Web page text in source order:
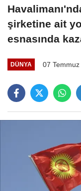
şirketine ait
esnasında
DÜNYA 07